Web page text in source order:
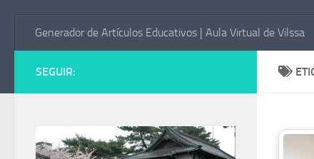
Generador de Artículos Educativos | Aula Virtual de Vilssa
SEGUIR: